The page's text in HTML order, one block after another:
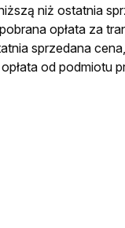
niż ostatnia
opłata za
sprzedana
od podmiotu